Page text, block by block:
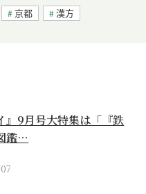
京都 漢方
』9月号大特集は「『鉄
鑑…